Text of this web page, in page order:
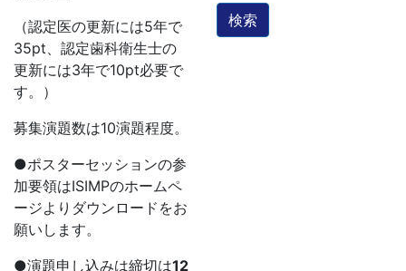
（認定医の更新には5年で
35pt、認定歯科衛生士の
更新には3年で10pt必要で
す。）
募集演題数は10演題程度。
●ポスターセッションの参
加要領はISIMPのホームペ
ージよりダウンロードをお
願いします。
●演題申し込みは締切は12